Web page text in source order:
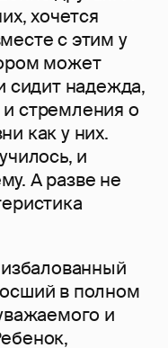
хочется
с этим у
может
сидит надежда,
стремления о
как у них.
и
А разве не
в полном
и